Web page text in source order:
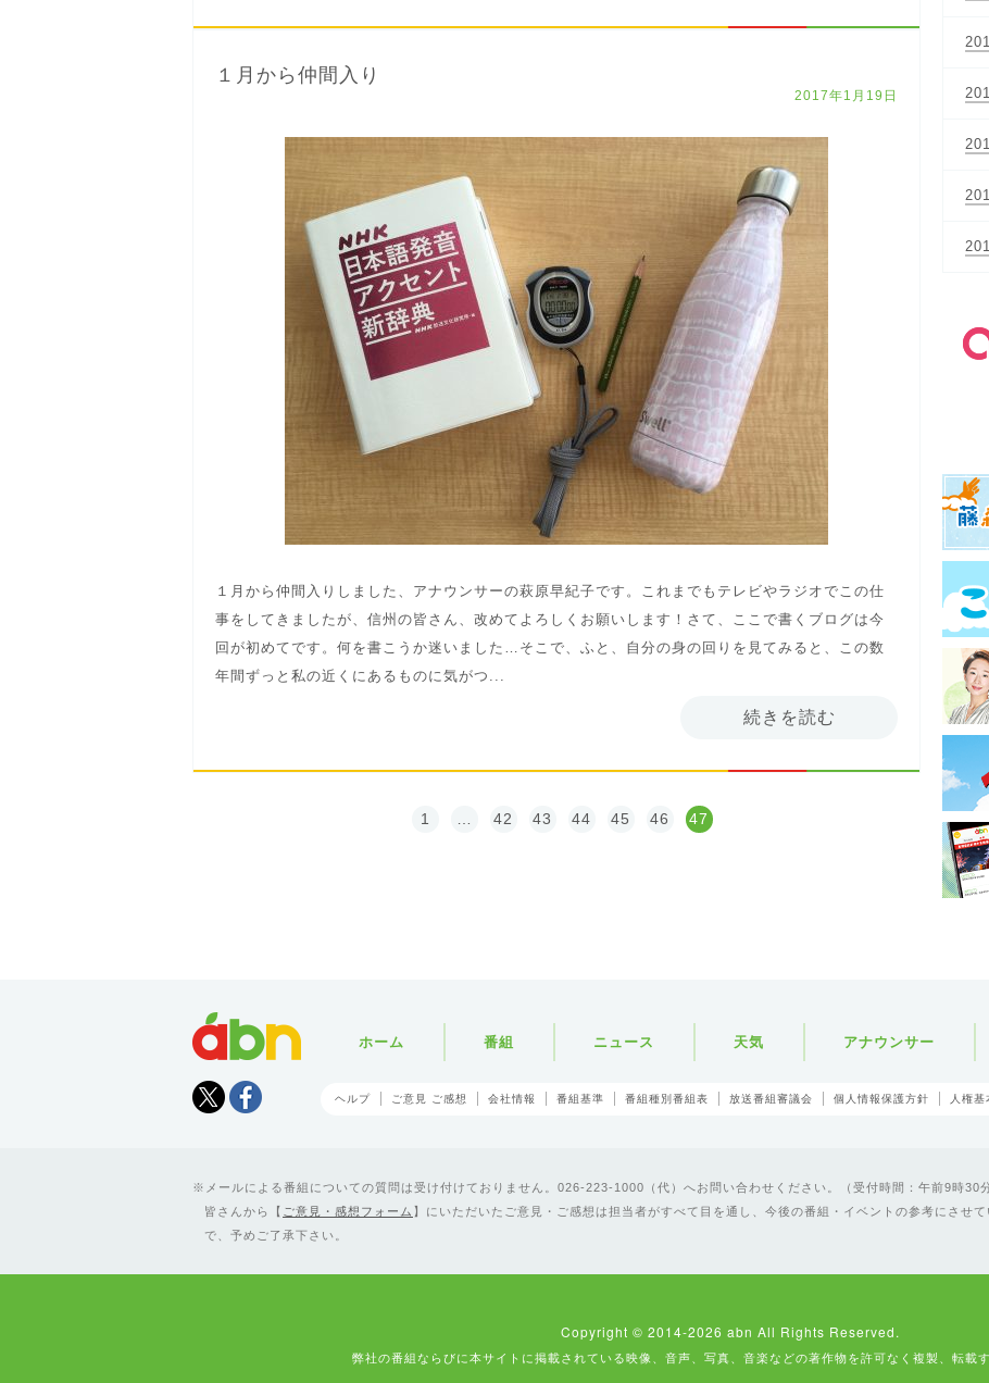
１月から仲間入り
2017年1月19日
１月から仲間入りしました、アナウンサーの萩原早紀子です。これまでもテレビやラジオでこの仕
事をしてきましたが、信州の皆さん、改めてよろしくお願いします！さて、ここで書くブログは今
回が初めてです。何を書こうか迷いました…そこで、ふと、自分の身の回りを見てみると、この数
年間ずっと私の近くにあるものに気がつ...
続きを読む
1 42 43 44 45 46 47
Tweet
ホーム 番組 ニュース 天気 アナウンサー
ヘルプ ご意見 ご感想 会社情報 番組基準 番組種別番組表 放送番組審議会 個人情報保護方針 人権基
メールによる番組についての質問は受け付けておりません。026-223-1000（代）へお問い合わせください。（受付時間：午前9時30
皆さんから【 ご意見・感想フォーム 】にいただいたご意見・ご感想は担当者がすべて目を通し、今後の番組・イベントの参考にさせ
で、予めご了承下さい。
Copyright © 2014-2026 abn All Rights Reserved.
弊社の番組ならびに本サイトに掲載されている映像、音声、写真、音楽などの著作物を許可なく複製、転載